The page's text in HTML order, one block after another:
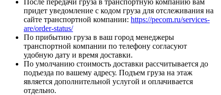
придет уведомление с кодом груза для отслеживания на
сайте транспортной компании: https://pecom.ru/services-
are/order-status/
По прибытию груза в ваш город менеджеры
транспортной компании по телефону согласуют
удобную дату и время доставки.
По умолчанию стоимость доставки рассчитывается до
подъезда по вашему адресу. Подъем груза на этаж
является дополнительной услугой и оплачивается
отдельно.